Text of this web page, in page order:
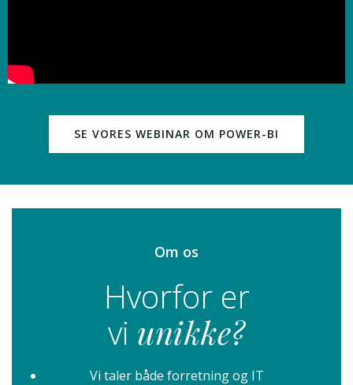
SE VORES WEBINAR OM POWER-BI
Om os
Hvorfor er
vi unikke?
Vi taler både forretning og IT